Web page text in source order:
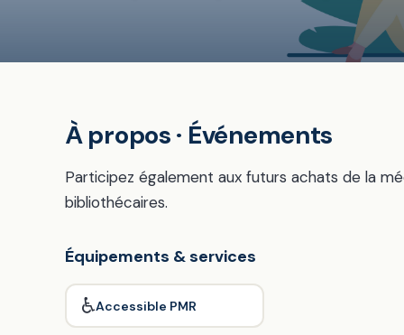
À propos · Événements
Participez également aux futurs achats de la
bibliothécaires.
Équipements & services
♿Accessible PMR